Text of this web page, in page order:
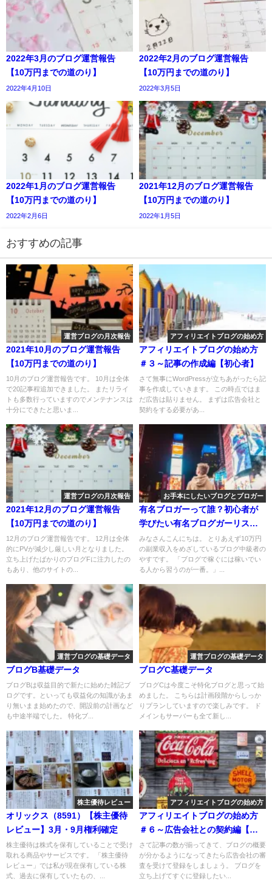
2022年3月のブログ運営報告
【10万円までの道のり】
2022年4月10日
2022年2月のブログ運営報告
【10万円までの道のり】
2022年3月5日
2022年1月のブログ運営報告
【10万円までの道のり】
2022年2月6日
2021年12月のブログ運営報告
【10万円までの道のり】
2022年1月5日
おすすめの記事
運営ブログの月次報告
2021年10月のブログ運営報告
【10万円までの道のり】
10月のブログ運営報告です。 10月は全体
で20記事程追加できました。 またリライ
トも多数行っていますのでメンテナンスは
十分にできたと思いま...
アフィリエイトブログの始め方
アフィリエイトブログの始め方
＃３～記事の作成編【初心者】
さて無事にWordPressが立ちあがったら記
事を作成していきます。 この時点ではま
だ広告は貼りません。 まずは広告会社と
契約をする必要があ...
運営ブログの月次報告
2021年12月のブログ運営報告
【10万円までの道のり】
12月のブログ運営報告です。 12月は全体
的にPVが減少し厳しい月となりました。
立ち上げたばかりのブログFに注力したの
もあり、他のサイトの...
お手本にしたいブログとブロガー
有名ブロガーって誰？初心者が
学びたい有名ブログガーリスト
公開
みなさんこんにちは。 とりあえず10万円
の副業収入をめざしているブログ中級者の
やすです。 「ブログで稼ぐには稼いでい
る人から習うのが一番。」...
運営ブログの基礎データ
ブログB基礎データ
ブログBは収益目的で新たに始めた雑記ブ
ログです。といっても収益化の知識があま
り無いまま始めたので、開設前の計画など
も中途半端でした。 特化ブ...
運営ブログの基礎データ
ブログC基礎データ
ブログCは今度こそ特化ブログと思って始
めました。 こちらは計画段階からしっか
りプランしていますので楽しみです。 ド
メインもサーバーも全て新し...
株主優待レビュー
オリックス（8591）【株主優待
レビュー】3月・9月権利確定
株主優待は株式を保有していることで受け
取れる商品やサービスです。 「株主優待
レビュー」では私が現在保有している株
式、過去に保有していたもの、...
アフィリエイトブログの始め方
アフィリエイトブログの始め方
＃６～広告会社との契約編【初
心者】
さて記事の数が揃ってきて、ブログの概要
が分かるようになってきたら広告会社の審
査を受けて登録をしましょう。 ブログを
立ち上げてすぐに登録したい...